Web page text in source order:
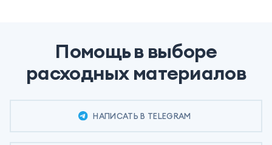
Помощь в выборе
расходных материалов
НАПИСАТЬ В TELEGRAM